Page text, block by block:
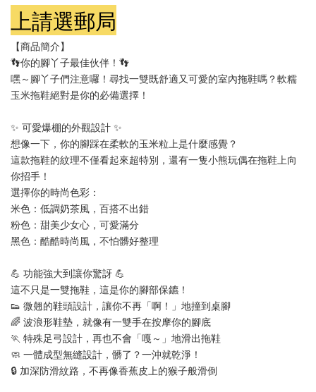
上請選郵局
【商品簡介】
👣你的腳丫子最佳伙伴！👣
嘿～腳丫子們注意囉！尋找一雙既舒適又可愛的室內拖鞋嗎？軟糯
玉米拖鞋絕對是你的必備選擇！
✨ 可愛爆棚的外觀設計 ✨
想像一下，你的腳踩在柔軟的玉米粒上是什麼感覺？
這款拖鞋的紋理不僅看起來超特別，還有一隻小熊玩偶在拖鞋上向
你招手！
選擇你的時尚色彩：
米色：低調奶茶風，百搭不出錯
粉色：甜美少女心，可愛滿分
黑色：酷酷時尚風，不怕髒好整理
💪 功能強大到讓你驚訝 💪
這不只是一雙拖鞋，這是你的腳部保鑣！
👟 微翹的鞋頭設計，讓你不再「啊！」地撞到桌腳
🌈 波浪形鞋墊，就像有一雙手在按摩你的腳底
🏃‍ 特殊足弓設計，再也不會「嘎～」地滑出拖鞋
🧼 一體成型無縫設計，髒了？一沖就乾淨！
🔒 加深防滑紋路，不再像香蕉皮上的猴子般滑倒